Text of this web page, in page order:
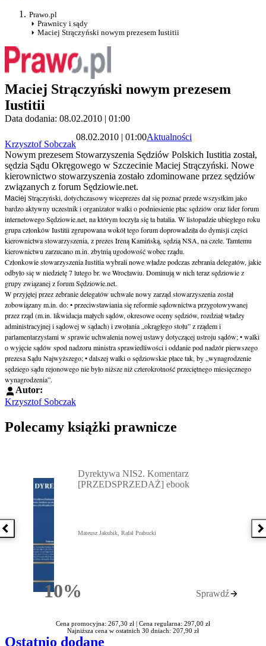
Prawo.pl
Prawnicy i sądy
Maciej Strączyński nowym prezesem Iustitii
Maciej Strączyński nowym prezesem
Iustitii
Data dodania: 08.02.2010 | 01:00
Krzysztof Sobczak
08.02.2010 | 01:00Aktualności
Nowym prezesem Stowarzyszenia Sędziów Polskich Iustitia został,
sędzia Sądu Okręgowego w Szczecinie Maciej Strączyński. Nowe
kierownictwo stowarzyszenia zostało zdominowane przez sędziów
związanych z forum Sędziowie.net.
Maciej Strączyński, dotychczasowy wiceprezes dał się poznać przede wszystkim jako
bardzo aktywny uczestnik i organizatorwalki o podniesienie płac sędziów oraz lider forum
internetowego Sędziowie.net, na którym toczyła się ta batalia. W listopadzie ubiegłego roku
grupa członków Iustitii zgrupowana wokół tego forum doprowadziła do dymisji części
kierownictwa stowarzyszenia, z prezes Ireną Kamińską, sędzią NSA, na czele. Tamtemu
kierownictwu zarzucano m.in. zbytnią ugodowość wobec rządu.
Członkowie stowarzyszenia Iustitia wybrali nowe władze podczas zebrania delegatów, jakie
odbyło się w niedzielę 7 lutego br. we Wrocławiu. Dominują w nich teraz sędziowie z
grupy związanej z forum Sędziowie.net.
W przyjętej przez zebranie delegatów uchwale nowy zarząd stowarzyszenia został
zobowiązany m.in. do: • przeciwstawiania się reformie sądownictwa przygotowywanej
przez rząd (m.in. likwidacja małych sądów, okresowe oceny sędziów, rozdział władzy
administracyjnej i sądowej w sądach) i zwołania „okrągłego stołu” z rządem i
parlamentarzystami w sprawie uchwalenia nowej ustawy dotyczącej ustroju sądów; • walki
o wyjęcie sądów spod nadzoru ministra sprawiedliwości i oddanie pod nadzór pierwszego
prezesa Sądu Najwyższego; • dalszej walki o sędziowskie płace tak, by „wynagrodzenie
sędziego sądu rejonowego nie było niższe niż czterokrotność przeciętnego miesięcznego
wynagrodzenia”.
Autor:
Krzysztof Sobczak
Polecamy książki prawnicze
Poprzednia książka
10%Rabatu
Dyrektywa NIS2. Komentarz
[PRZEDSPRZEDAŻ] ebook
Mateusz Jakubik, Rafał Prabucki
Sprawdź
Cena promocyjna: 267,30 zł | Cena regularna: 297,00 zł
Najniższa cena w ostatnich 30 dniach: 207,90 zł
Ostatnio dodane